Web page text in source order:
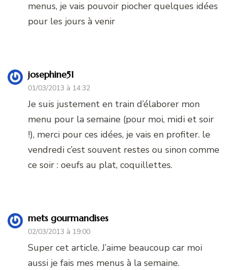
menus, je vais pouvoir piocher quelques idées
pour les jours à venir
josephine51
01/03/2013 à 14:32
Je suis justement en train d’élaborer mon
menu pour la semaine (pour moi, midi et soir
!), merci pour ces idées, je vais en profiter. le
vendredi c’est souvent restes ou sinon comme
ce soir : oeufs au plat, coquillettes.
mets gourmandises
02/03/2013 à 19:00
Super cet article. J’aime beaucoup car moi
aussi je fais mes menus à la semaine.